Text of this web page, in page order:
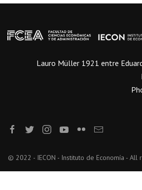
Lauro Müller 1921 entre
© 2022 - IECON - Instituto de Economía - All